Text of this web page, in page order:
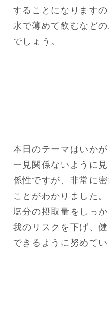
することになります
水で薄めて飲むなど
でしょう。
本日のテーマはいかが
一見関係ないように
係性ですが、非常に
ことがわかりました。
塩分の摂取量をしっ
我のリスクを下げ、
できるように努めて